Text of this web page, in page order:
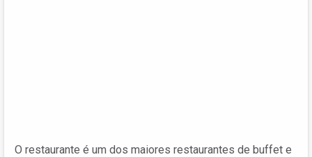
O restaurante é um dos maiores restaurantes de buffet e